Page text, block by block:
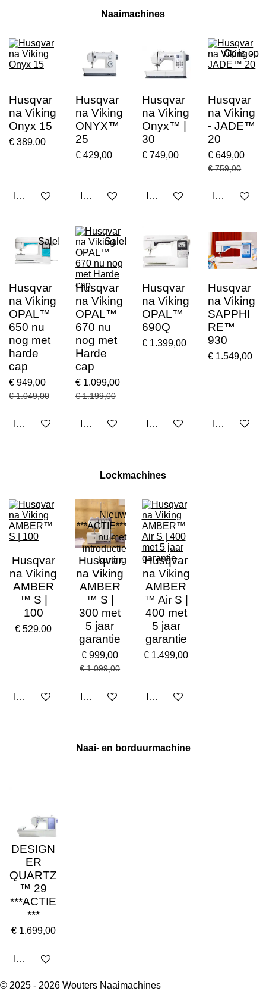
Naaimachines
Husqvar
na Viking
Onyx 15
€ 389,00
In winkelwagen
Husqvar
na Viking
ONYX™
25
€ 429,00
In winkelwagen
Husqvar
na Viking
Onyx™ |
30
€ 749,00
In winkelwagen
Op is op
Husqvar
na Viking
- JADE™
20
€ 649,00
€ 759,00
In
Sale!
Husqvar
na Viking
OPAL™
650 nu
nog met
harde
cap
€ 949,00
€ 1.049,00
In winkelwagen
Sale!
Husqvar
na Viking
OPAL™
670 nu
nog met
Harde
cap
€ 1.099,00
€ 1.199,00
In winkelwagen
Husqvar
na Viking
OPAL™
690Q
€ 1.399,00
In winkelwagen
Husqvar
na Viking
SAPPHI
RE™
930
€ 1.549,00
In
Lockmachines
Husqvar
na Viking
AMBER
™ S |
100
€ 529,00
In winkelwagen
Nieuw
***ACTIE***
nu met
introductie
korting
Husqvar
na Viking
AMBER
™ S |
300 met
5 jaar
garantie
€ 999,00
€ 1.099,00
In winkelwagen
Husqvar
na Viking
AMBER
™ Air S |
400 met
5 jaar
garantie
€ 1.499,00
In winkelwagen
Naai- en borduurmachine
DESIGN
ER
QUARTZ
™ 29
***ACTIE
***
€ 1.699,00
In winkelwagen
© 2025 - 2026 Wouters Naaimachines